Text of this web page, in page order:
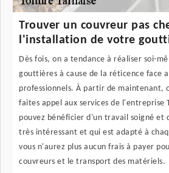
Trouver un couvreur pas
l'installation de votre
Dès fois, on a tendance à réaliser soi-
gouttières à cause de la réticence face
professionnels. À partir de maintenant,
faites appel aux services de l'entreprise
pouvez bénéficier d'un travail soigné et
très intéressant et qui est adapté à
vous n'aurez plus aucun frais à payer
couvreurs et le transport des matériels.